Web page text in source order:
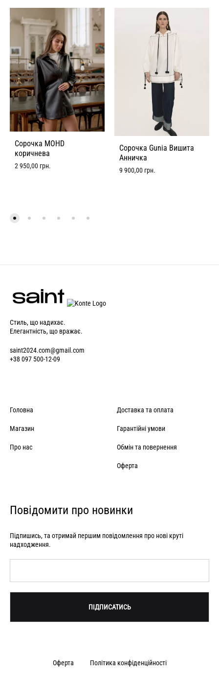
Сорочка MOHD
коричнева
2 950,00 грн.
Сорочка Gunia Вишита
Анничка
9 900,00 грн.
Стиль, що надихає.
Елегантність, що вражає.
saint2024.com@gmail.com
+38 097 500-12-09
Головна
Магазин
Про нас
Доставка та оплата
Гарантійні умови
Обмін та повернення
Оферта
Повідомити про новинки
Підпишись, та отримай першим повідомлення про нові круті
надходження.
Оферта Політика конфіденційності